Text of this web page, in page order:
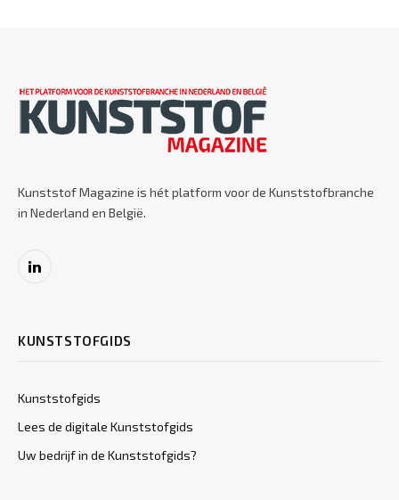
Kunststof Magazine is hét platform voor de Kunststofbranche
in Nederland en België.
LinkedIn
KUNSTSTOFGIDS
Kunststofgids
Lees de digitale Kunststofgids
Uw bedrijf in de Kunststofgids?